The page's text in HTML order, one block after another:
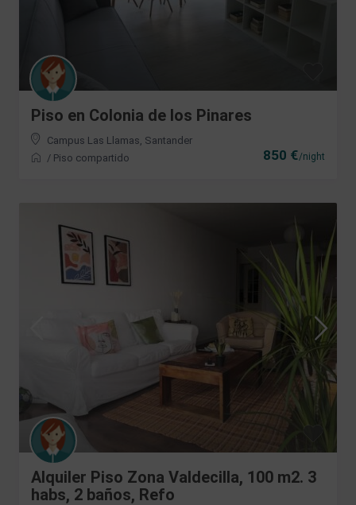
850 €/night
Piso en Colonia de los Pinares
Campus Las Llamas Santander
/ Piso compartido
Alquiler Piso Zona Valdecilla, 100 m2. 3
habs, 2 baños, Refo